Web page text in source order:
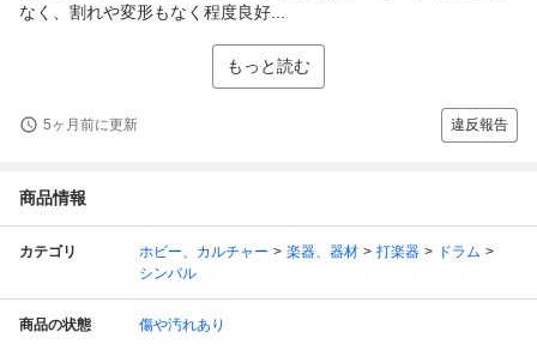
なく、割れや変形もなく程度良好...
もっと読む
5ヶ月前に更新 違反報告
商品情報
カテゴリ ホビー、カルチャー 楽器、器材 打楽器
ドラム
シンバル
商品の状態 傷や汚れあり